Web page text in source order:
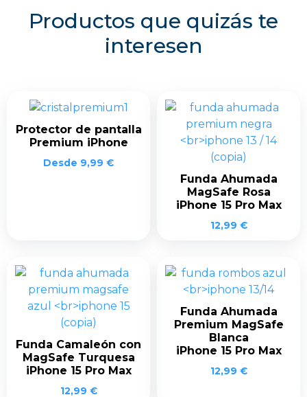
Productos que quizás te
interesen
Protector de pantalla
Premium iPhone
Desde 9,99 €
Funda Ahumada
MagSafe Rosa
iPhone 15 Pro Max
12,99 €
Funda Camaleón con
MagSafe Turquesa
iPhone 15 Pro Max
12,99 €
Funda Ahumada
Premium MagSafe
Blanca
iPhone 15 Pro Max
12,99 €